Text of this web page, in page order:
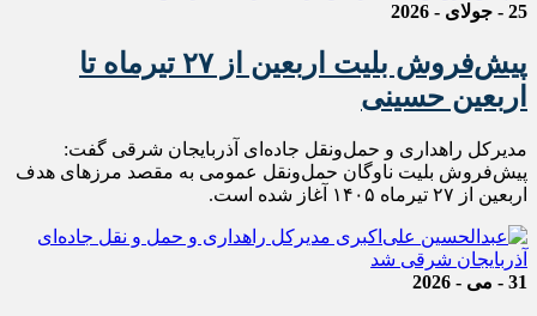
25 - جولای - 2026
پیش‌فروش بلیت اربعین از ۲۷ تیرماه تا
اربعین حسینی
مدیرکل راهداری و حمل‌ونقل جاده‌ای آذربایجان شرقی گفت:
پیش‌فروش بلیت ناوگان حمل‌ونقل عمومی به مقصد مرزهای هدف
اربعین از ۲۷ تیرماه ۱۴۰۵ آغاز شده است.
31 - می - 2026